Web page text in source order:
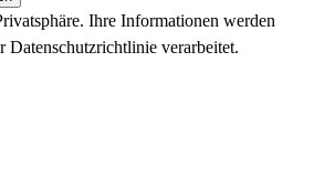
Ihre Informationen werden
Datenschutzrichtlinie verarbeitet.